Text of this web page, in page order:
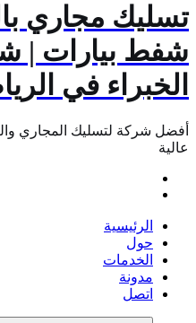
تسليك مجاري
شفط بيارات |
الخبراء في
أفضل شركة لتسليك المجاري
عالية
الرئيسية
حول
الخدمات
مدونة
اتصل